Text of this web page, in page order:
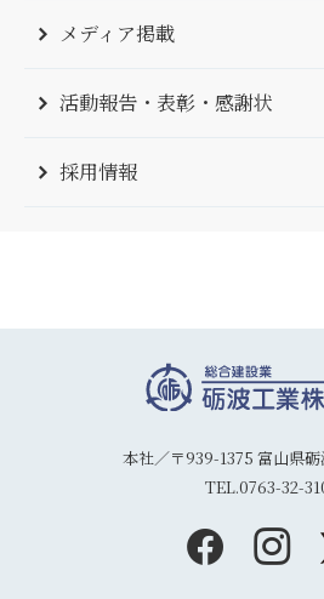
メディア掲載
活動報告・表彰・感謝状
採用情報
本社／〒939-1375 富山県
TEL.0763-32-